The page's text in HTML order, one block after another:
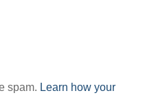
spam. Learn how your